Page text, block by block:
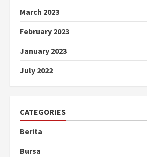
March 2023
February 2023
January 2023
July 2022
CATEGORIES
Berita
Bursa